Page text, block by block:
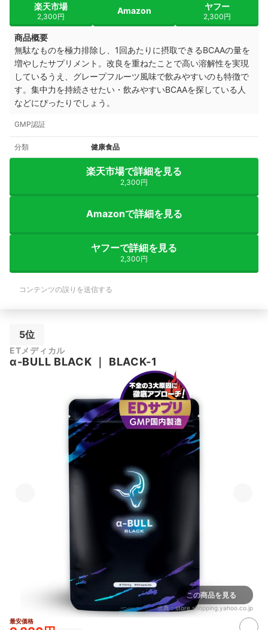
楽天市場
2,300円
Amazon ヤフー
2,300円
商品概要
無駄なものを極力排除し、1回あたりに摂取できるBCAAの量を
増やしたサプリメント。 改良を重ねたことで高い溶解性を実現
しているうえ、 グレープフルーツ風味で飲みやすいのも特徴で
す。 集中力を持続させたい・ 飲みやすいBCAAを探している人
などにぴったりでしょう。
GMP認証
分類 健康食品
楽天市場で詳細を見る
2,300円
Amazonで詳細を見る
ヤフーで詳細を見る
2,300円
コンテンツの誤りを送信する
5位
ETメディカル
α-BULL BLACK ｜ BLACK-1
この商品を見る
出典：store.shopping.yahoo.co.jp
最安価格